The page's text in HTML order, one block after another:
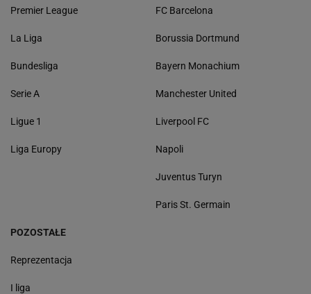
Premier League
La Liga
Bundesliga
Serie A
Ligue 1
Liga Europy
FC Barcelona
Borussia Dortmund
Bayern Monachium
Manchester United
Liverpool FC
Napoli
Juventus Turyn
Paris St. Germain
POZOSTAŁE
Reprezentacja
I liga